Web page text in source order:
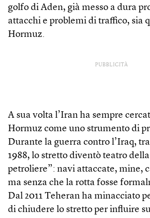
golfo di Aden, già messo a dura
attacchi e problemi di traffico, sia
Hormuz.
PUBBLICITÀ
A sua volta l’Iran ha sempre
Hormuz come uno strumento di
Durante la guerra contro l’Iraq,
1988, lo stretto diventò teatro
petroliere”: navi attaccate, mine,
ma senza che la rotta fosse
Dal 2011 Teheran ha minacciato
di chiudere lo stretto per influire